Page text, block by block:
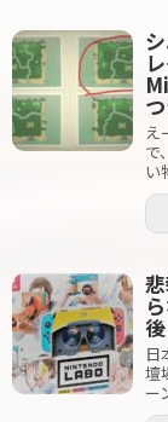
え
で
い
日
壇
ー